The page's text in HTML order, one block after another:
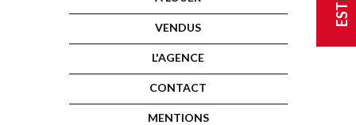
VENDUS
L'AGENCE
CONTACT
MENTIONS